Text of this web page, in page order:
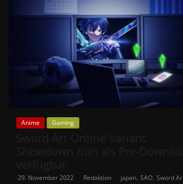
Anime Gaming
29. November 2022 Redaktion japan,SAO,Sword